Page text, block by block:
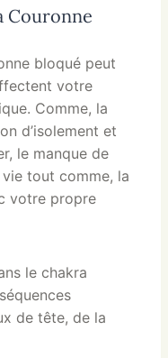
Couronne
bloqué peut
votre
Comme, la
d’isolement et
le manque de
tout comme, la
votre propre
le chakra
de tête, de la